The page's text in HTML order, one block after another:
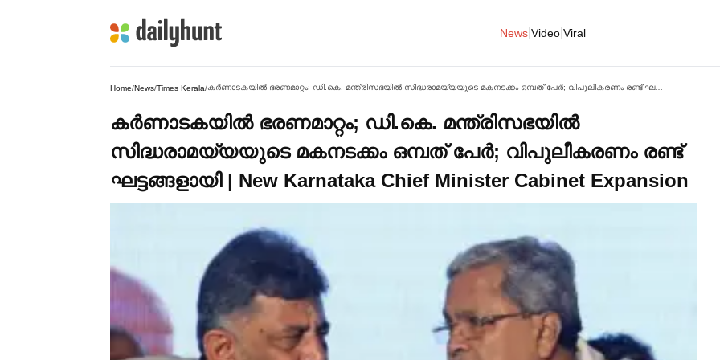
News Video Viral
Home/News/Times Kerala/ കര്‍ണാടകയില്‍ ഭരണമാറ്റം; ഡി.കെ. മന്ത്രിസഭയില്‍ സിദ്ധരാമയ്യയുടെ മകനടക്കം ഒമ്പത് പേര്‍; വിപുലീകരണം രണ്ട് ഘട്ടങ്ങളായി | New Karnataka Chief Minister Cabinet Expansion
കര്‍ണാടകയില്‍ ഭരണമാറ്റം; ഡി.കെ. മന്ത്രിസഭയില്‍
സിദ്ധരാമയ്യയുടെ മകനടക്കം ഒമ്പത് പേര്‍; വിപുലീകരണം രണ്ട്
ഘട്ടങ്ങളായി | New Karnataka Chief Minister Cabinet Expansion